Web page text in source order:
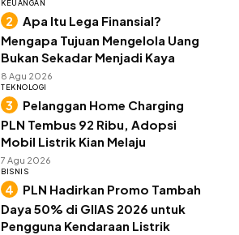
KEUANGAN
Apa Itu Lega Finansial?
Mengapa Tujuan Mengelola Uang
Bukan Sekadar Menjadi Kaya
8 Agu 2026
TEKNOLOGI
Pelanggan Home Charging
PLN Tembus 92 Ribu, Adopsi
Mobil Listrik Kian Melaju
7 Agu 2026
BISNIS
PLN Hadirkan Promo Tambah
Daya 50% di GIIAS 2026 untuk
Pengguna Kendaraan Listrik